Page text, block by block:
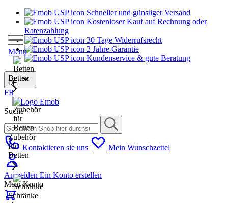
Schneller und günstiger Versand
Kostenloser Kauf auf Rechnung oder
Ratenzahlung
30 Tage Widerrufsrecht
2 Jahre Garantie
Kundenservice & gute Beratung
DE
FR
Suche
Kontaktieren sie uns Mein Wunschzettel
Anmelden Ein Konto erstellen
Mein Konto
Menu
Betten
Zubehör
für
Betten
Schränke